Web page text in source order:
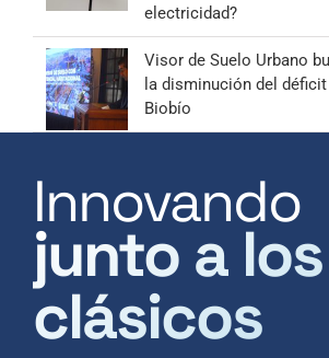
electricidad?
Visor de Suelo Urbano
la disminución del
Biobío
Innovando
junto a los
clásicos